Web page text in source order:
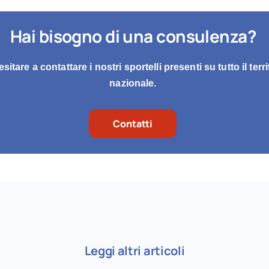
Hai bisogno di una consulenza?
a contattare i nostri sportelli presenti su tutto il
nazionale.
Contatti
Leggi altri articoli